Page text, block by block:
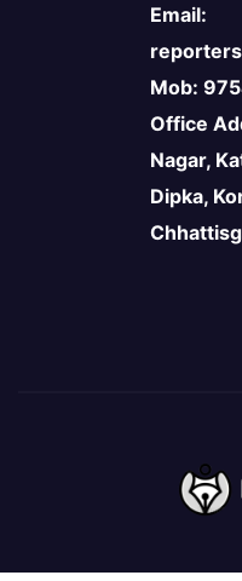
Email:
Mob:
Office
Nagar,
Dipka,